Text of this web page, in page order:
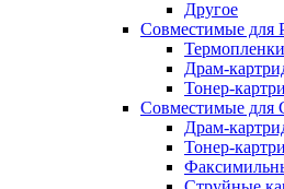
Другое
Совместимые для
Драм-
Тонер-
Совместимые для
Драм-
Тонер-